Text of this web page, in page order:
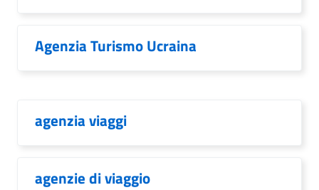
Agenzia Turismo Ucraina
agenzia viaggi
agenzie di viaggio